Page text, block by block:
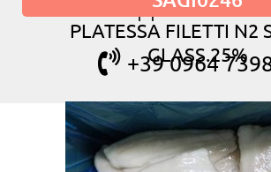
PLATESSA FILETTI N2
GLASS.25%
oppure chiama
+39 0964